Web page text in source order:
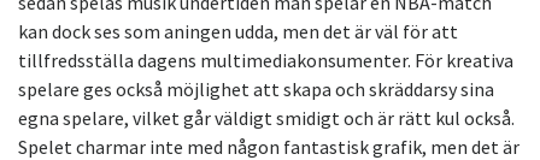
kan dock ses som aningen udda, men det är väl för att
tillfredsställa dagens multimediakonsumenter. För kreativa
spelare ges också möjlighet att skapa och skräddarsy sina
egna spelare, vilket går väldigt smidigt och är rätt kul också.
Spelet charmar inte med någon fantastisk grafik, men det är